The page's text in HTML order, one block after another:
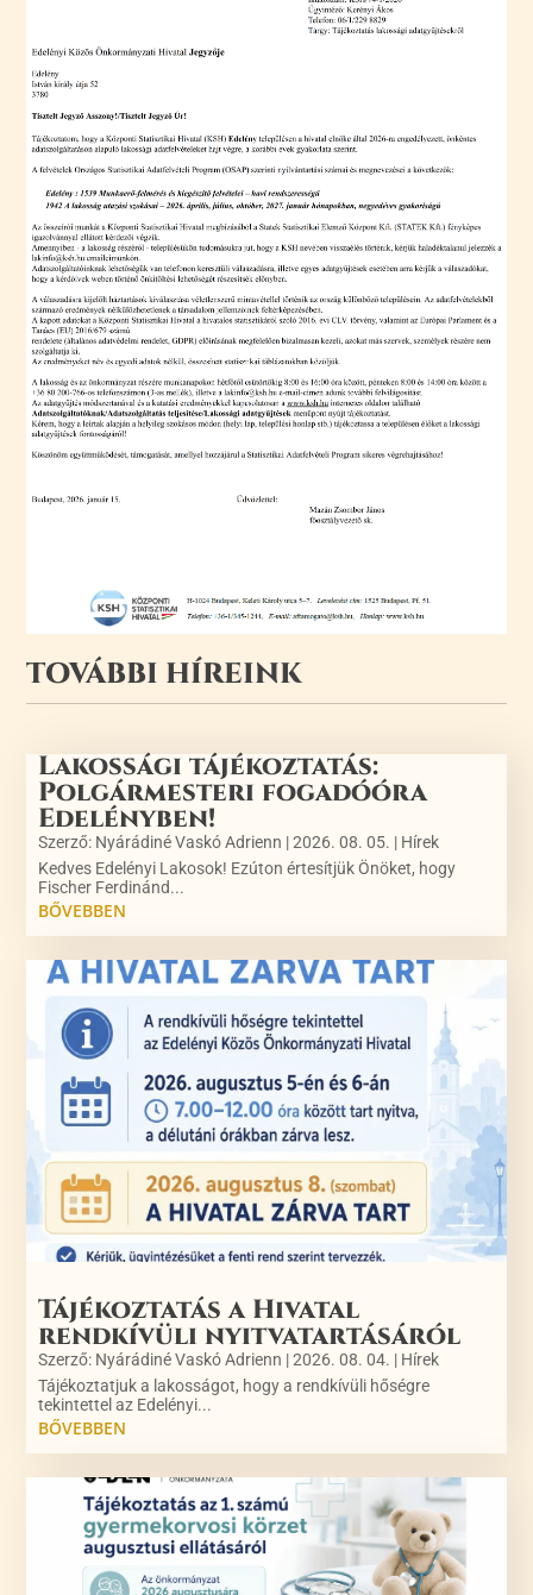
TOVÁBBI HÍREINK
Lakossági tájékoztatás:
Polgármesteri fogadóóra
Edelényben!
Szerző: Nyárádiné Vaskó Adrienn |2026. 08. 05. | Hírek
Kedves Edelényi Lakosok! Ezúton értesítjük Önöket, hogy
Fischer Ferdinánd...
BŐVEBBEN
Tájékoztatás a Hivatal
rendkívüli nyitvatartásáról
Szerző: Nyárádiné Vaskó Adrienn |2026. 08. 04. | Hírek
Tájékoztatjuk a lakosságot, hogy a rendkívüli hőségre
tekintettel az Edelényi...
BŐVEBBEN